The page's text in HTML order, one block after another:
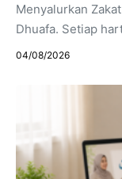
Menyalurkan
Dhuafa. Setiap
titipan dari Sang
bertambah,
sangat
kali disandingkan
mendirikan salat di
04/08/2026